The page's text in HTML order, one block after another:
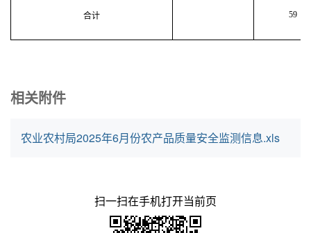
合计 59
相关附件
农业农村局2025年6月份农产品质量安全监测信息.xls
扫一扫在手机打开当前页